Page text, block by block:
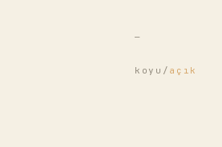
—
koyu / açık